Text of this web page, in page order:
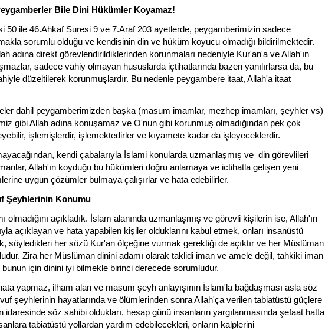
Bile Dini Hükümler Koyamaz!
50 ile 46.Ahkaf Suresi 9 ve 7.Araf 203 ayetlerde, peygamberimizin sadece
sorumlu olduğu ve kendisinin din ve hüküm koyucu olmadığı bildirilmektedir.
adına direkt görevlendirildiklerinden korunmaları nedeniyle Kur'an'a ve Allah'ın
sadece vahiy olmayan hususlarda içtihatlarında bazen yanılırlarsa da, bu
düzeltilerek korunmuşlardır. Bu nedenle peygambere itaat, Allah'a itaat
dahil peygamberimizden başka (masum imamlar, mezhep imamları, şeyhler vs)
gibi Allah adına konuşamaz ve O'nun gibi korunmuş olmadığından pek çok
işlemişlerdir, işlemektedirler ve kıyamete kadar da işleyeceklerdir.
kendi çabalarıyla İslami konularda uzmanlaşmış ve din görevlileri
Allah'ın koyduğu bu hükümleri doğru anlamaya ve ictihatla gelişen yeni
uygun çözümler bulmaya çalışırlar ve hata edebilirler.
Şeyhlerinin Konumu
olmadığını açıkladık. İslam alanında uzmanlaşmış ve görevli kişilerin ise, Allah'ın
açıklayan ve hata yapabilen kişiler olduklarını kabul etmek, onları insanüstü
söyledikleri her sözü Kur'an ölçeğine vurmak gerektiği de açıktır ve her Müslüman
Zira her Müslüman dinini adamı olarak taklidi iman ve amele değil, tahkiki iman
için dinini iyi bilmekle birinci derecede sorumludur.
yapmaz, ilham alan ve masum şeyh anlayışının İslam'la bağdaşması asla söz
şeyhlerinin hayatlarında ve ölümlerinden sonra Allah'ça verilen tabiatüstü güçlere
idaresinde söz sahibi oldukları, hesap günü insanların yargılanmasında şefaat hatta
tabiatüstü yollardan yardım edebilecekleri, onların kalplerini